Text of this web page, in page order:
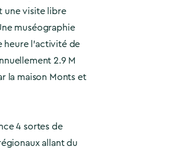
une visite libre
muséographie
l’activité de
2.9 M
la maison Monts et
4 sortes de
allant du